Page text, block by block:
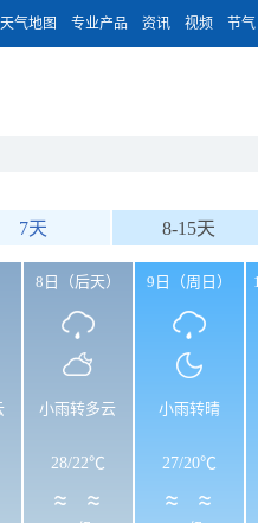
天气地图 专业产品 资讯 视频 节气
7天 8-15天
8日（后天）
小雨转多云
28/22℃
9日（周日）
小雨转晴
27/20℃